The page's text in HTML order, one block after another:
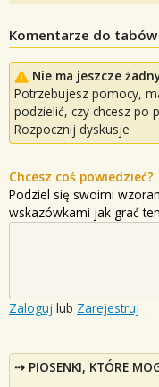
Komentarze do tabów
Nie ma jeszcze
Potrzebujesz pomocy,
podzielić, czy chcesz po
Rozpocznij dyskusje
Chcesz coś powiedzieć?
Podziel się swoimi
wskazówkami jak grać
Zaloguj lub Zarejestruj
PIOSENKI, KTÓRE